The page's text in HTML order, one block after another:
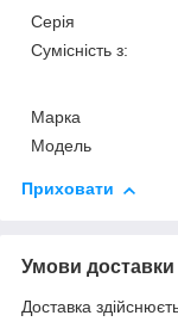
Серія
Сумісність з:
Марка
Модель
Приховати
Умови доставки
Доставка